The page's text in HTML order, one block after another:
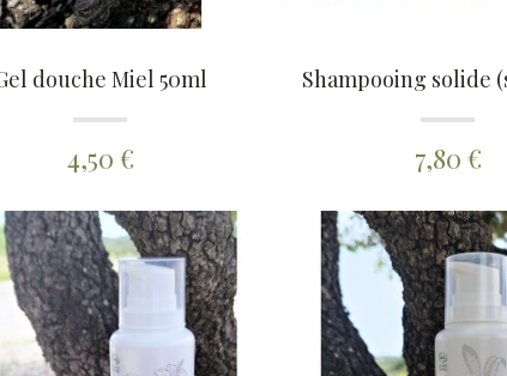
douche Miel 50ml
4,50 € 7,80 €